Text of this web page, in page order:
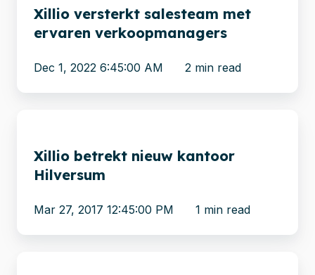
salesteam
met
verkoopmanagers
Xillio versterkt salesteam met
ervaren verkoopmanagers
Dec 1, 2022 6:45:00 AM 2 min read
nieuw
kantoor
Xillio betrekt nieuw kantoor
Hilversum
Mar 27, 2017 12:45:00 PM 1 min read